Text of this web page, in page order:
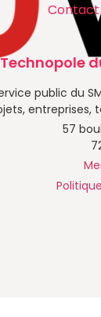
Contact
Technopole
public du
entreprises,
57